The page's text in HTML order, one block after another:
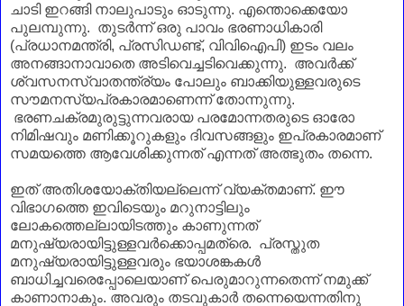
ചാടി ഇറങ്ങി നാലുപാടും ഓടുന്നു. എന്തൊക്കെയോ
പുലമ്പുന്നു. തുടർന്ന് ഒരു പാവം ഭരണാധികാരി
(പ്രധാനമന്ത്രി, പ്രസിഡണ്ട്, വിവിഐപി) ഇടം വലം
അനങ്ങാനാവാതെ അടിവെച്ചടിവെക്കുന്നു. അവർക്ക്
ശ്വസനസ്വാതന്ത്ര്യം പോലും ബാക്കിയുള്ളവരുടെ
സൗമനസ്യപ്രകാരമാണെന്ന് തോന്നുന്നു.
ഭരണചക്രമുരുട്ടുന്നവരായ പരമോന്നതരുടെ ഓരോ
നിമിഷവും മണിക്കൂറുകളും ദിവസങ്ങളും ഇപ്രകാരമാണ്‌
സമയത്തെ ആവേശിക്കുന്നത് എന്നത് അത്ഭുതം തന്നെ.
ഇത് അതിശയോക്തിയല്ലെന്ന് വ്യക്തമാണ്‌. ഈ
വിഭാഗത്തെ ഇവിടെയും മറുനാട്ടിലും
ലോകത്തെല്ലായിടത്തും കാണുന്നത്
മനുഷ്യരായിട്ടുള്ളവർക്കൊപ്പമത്രെ. പ്രസ്തുത
മനുഷ്യരായിട്ടുള്ളവരും ഭയാശങ്കകൾ
ബാധിച്ചവരെപ്പോലെയാണ്‌ പെരുമാറുന്നതെന്ന് നമുക്ക്
കാണാനാകും. അവരും തടവുകാർ തന്നെയെന്നതിനു